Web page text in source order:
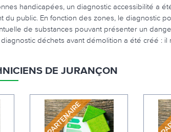
handicapées, un diagnostic accessibilité a
du public. En fonction des zones, le diagnostic
de substances pouvant présenter un
déchets avant démolition a été créé :
DE JURANÇON